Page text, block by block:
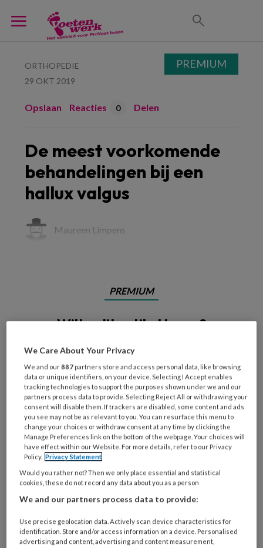
ORTHOPEDIE
29 OKT 2019
Opslaan Reacties 0 Delen
De meest voorkomende
behandelingen bij een
hallux valgus
Maureen Limpens
PREMIUM
Wilt u dit artikel lezen?
Neem voetenwerkmagazine.nl een maand
gratis op proef. Na een maand stopt het
abonnement automatisch.
Onbeperkt alle premium artikelen lezen
Online de artikelen uit het magazine lezen
Bekijk de mogelijkheden
Al abonnee?Log dan in
PREMIUM
We Care About Your Privacy
We and our887 partners store and access personal data, like browsing
data or unique identifiers, on your device. Selecting I Accept enables
tracking technologies to support the purposes shown under we and our
partners process data to provide. Selecting Reject All or withdrawing your
consent will disable them. If trackers are disabled, some content and ads
you see may not be as relevant to you. You can resurface this menu to
change your choices or withdraw consent at any time by clicking the
Manage Preferences link on the bottom of the webpage. Your choices will
have effect within our Website. For more details, refer to our Privacy
Policy. Privacy Statement
Would you rather not? Then we only place essential and statistical
cookies, these do not record any data about you as a person
We and our partners process data to provide:
Use precise geolocation data. Actively scan device characteristics for
identification. Store and/or access information on a device. Personalised
advertising and content, advertising and content measurement,